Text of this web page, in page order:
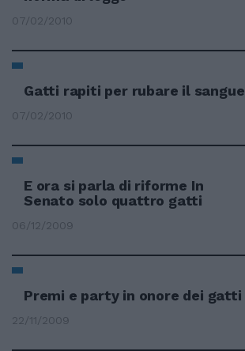
07/02/2010
Gatti rapiti per rubare il sangue
07/02/2010
E ora si parla di riforme In
Senato solo quattro gatti
06/12/2009
Premi e party in onore dei gatti
22/11/2009